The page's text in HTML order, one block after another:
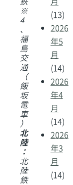
※
4
、
福
島
交
通
（
飯
坂
電
車
）
北
陸
：
北
陸
鉄
(13)
2026
年5
月
(14)
2026
年4
月
(14)
2026
年3
月
(14)